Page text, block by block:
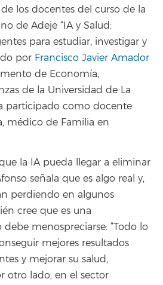
los docentes del curso de la
de Adeje “IA y Salud:
para estudiar, investigar y
por Francisco Javier Amador
de Economía,
de la Universidad de La
participado como docente
médico de Familia en
la IA pueda llegar a eliminar
señala que es algo real y,
perdiendo en algunos
cree que es una
menospreciarse: “Todo lo
mejores resultados
y mejorar su salud,
otro lado, en el sector